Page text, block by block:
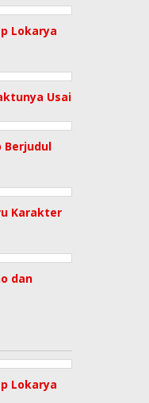
Lokarya
Usai
Berjudul
Karakter
dan
Lokarya